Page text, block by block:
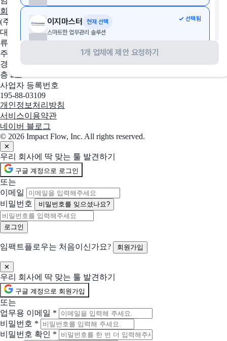
이지마스터
현재 선택
스마트한 업무관리 솔루션
선택됨
페이존
급여관리 자동화 사이트
타임키퍼 현재 선택
위하고 현재 선택
기업 비즈니스 통합 플랫폼
하이웍스
함께 제안 요청할 솔루션 (선택)
선택한 업체들과 함께 비교 제안을 받아볼 수 있어요
샤플
간편한 근태, 손쉬운 인력 관리
원티드스페이스
통합 인사관리 솔루션
1개 업체에 제안 요청하기
회사 소개
(주)임팩트플로우
대표자
류효권
주소
경기도 성남시 수정구 창업로 43, 판교글로벌비즈센터 업무동 4
층 2호
사업자 등록번호
195-88-03109
개인정보처리방침
서비스이용약관
네이버 블로그
© 2026 Impact Flow, Inc. All rights reserved.
✕
우리 회사에 딱 맞는 툴 발견하기
구글 계정으로 로그인
또는
이메일
비밀번호
비밀번호를 잊으셨나요?
임팩트플로우는 처음이신가요? 회원가입
✕
우리 회사에 딱 맞는 툴 발견하기
구글 계정으로 회원가입
또는
업무용 이메일 *
비밀번호 *
비밀번호 확인 *